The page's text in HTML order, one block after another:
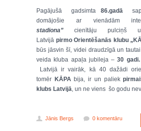
Pagājušā gadsimta 86.gadā
domājošie ar vienādām
stadiona” cienītāju pulciņš
Latvijā pirmoOrientēšanās klubu
būs jāsvin šī, videi draudzīgā un
veida kluba apaļa jubileja –30 gadi.
Latvijā ir vairāk, kā 40 dažādi
tomēr KĀPAbija, ir un paliek
klubs Latvijā, un ne viens šo godu
Jānis Bergs 0 komentāru